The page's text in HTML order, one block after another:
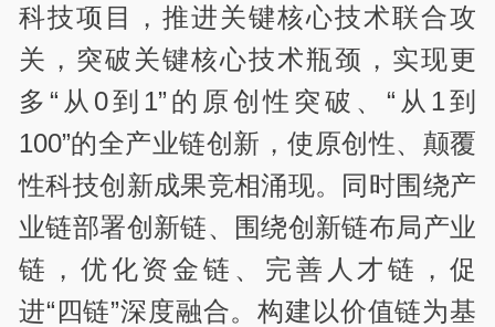
科技项目，推进关键核心技术联合攻
关，突破关键核心技术瓶颈，实现更
多“从0到1”的原创性突破、“从1到
100”的全产业链创新，使原创性、颠覆
性科技创新成果竞相涌现。同时围绕产
业链部署创新链、围绕创新链布局产业
链，优化资金链、完善人才链，促
进“四链”深度融合。构建以价值链为基